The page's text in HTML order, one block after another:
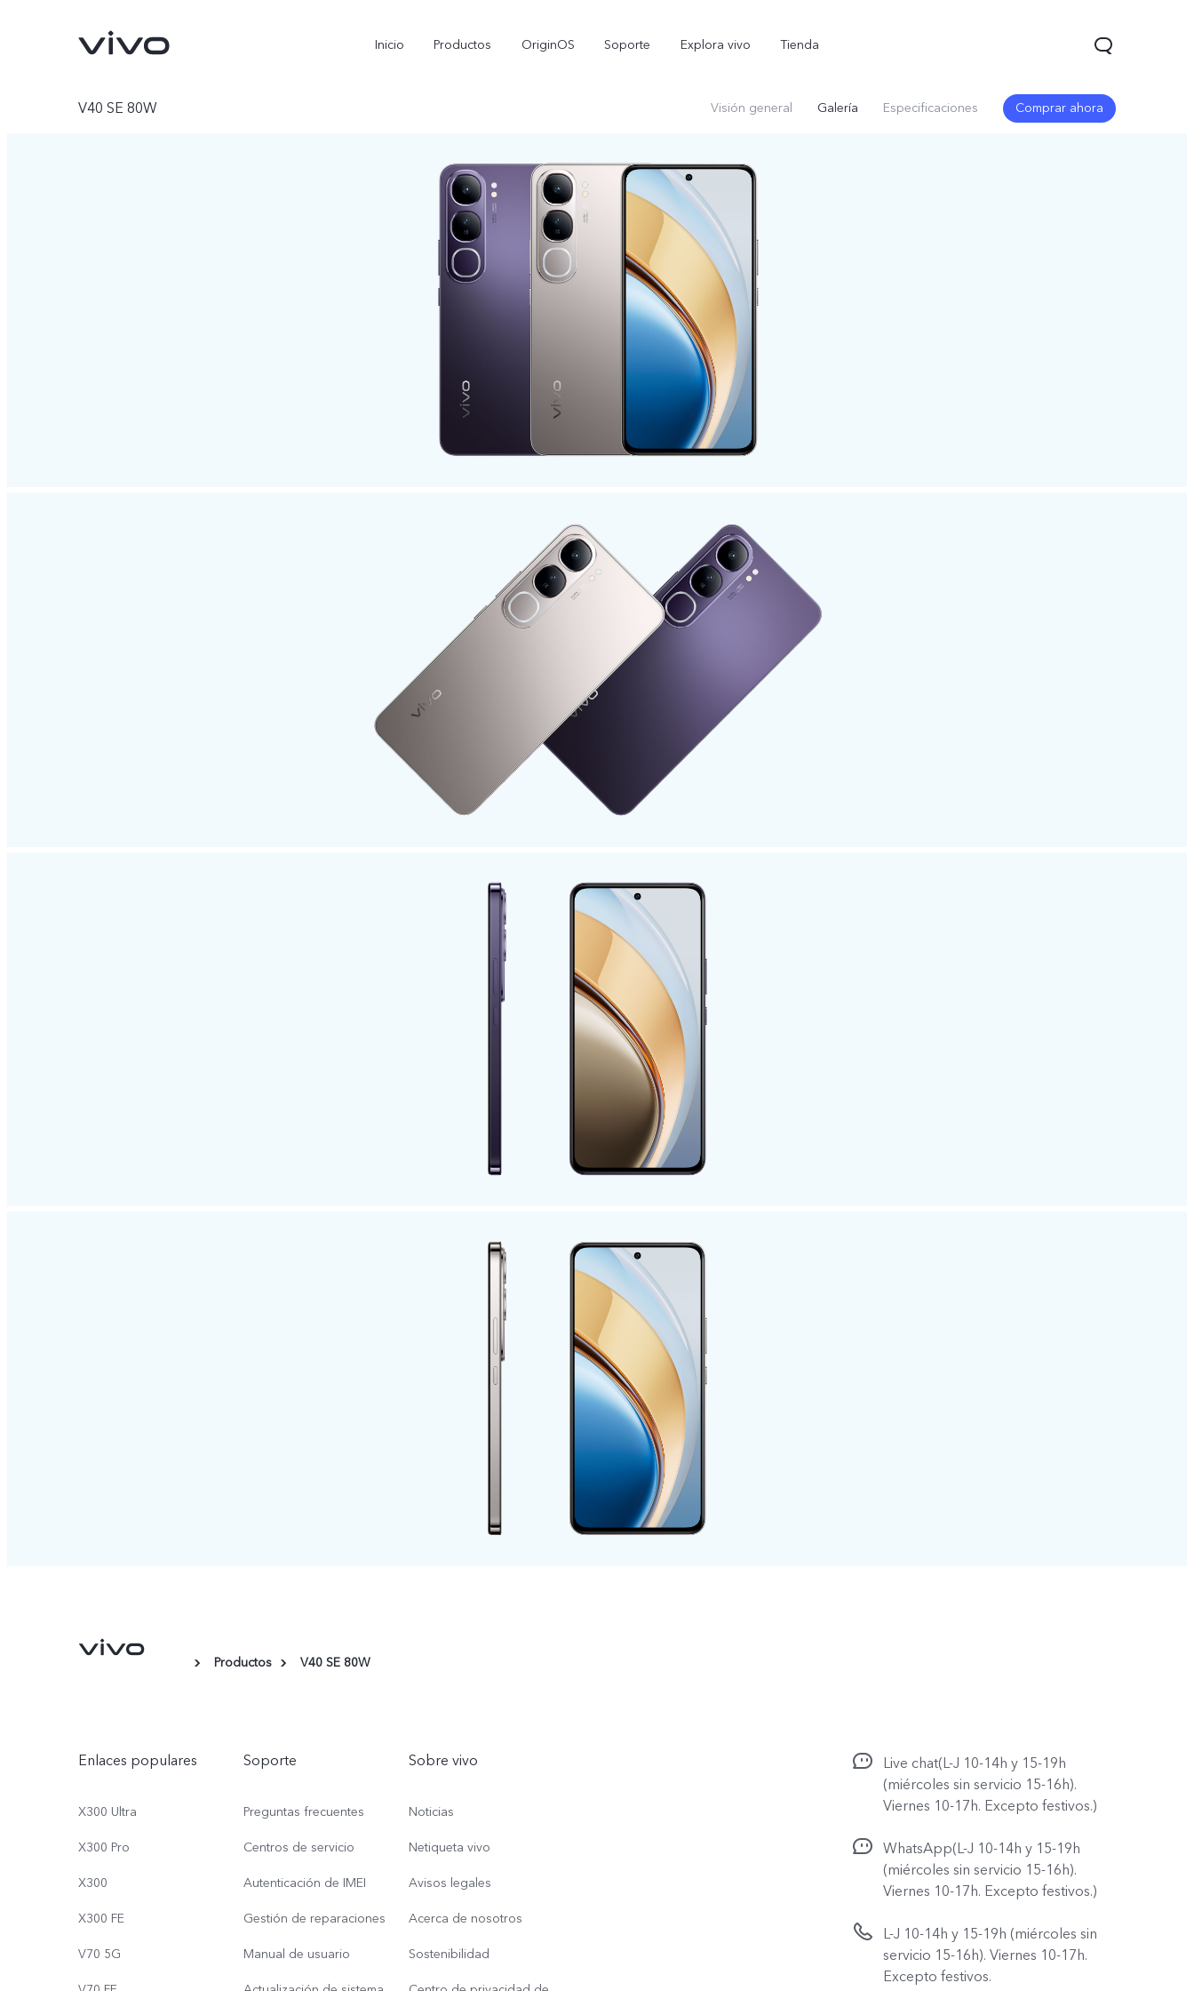
Inicio Productos OriginOS Soporte Explora vivo Tienda
V70 5G nuevo
V40 SE 80W Visión general Galería Especificaciones Comprar ahora
Productos V40 SE 80W
Enlaces populares
X300 Ultra
X300 Pro
X300
X300 FE
V70 5G
Soporte
Preguntas frecuentes
Centros de servicio
Autenticación de IMEI
Gestión de reparaciones
Manual de usuario
Sobre vivo
Noticias
Netiqueta vivo
Avisos legales
Acerca de nosotros
Sostenibilidad
Live chat(L-J 10-14h y 15-19h
(miércoles sin servicio 15-16h).
Viernes 10-17h. Excepto festivos.)
WhatsApp(L-J 10-14h y 15-19h
(miércoles sin servicio 15-16h).
Viernes 10-17h. Excepto festivos.)
L-J 10-14h y 15-19h (miércoles sin
servicio 15-16h). Viernes 10-17h.
Excepto festivos.